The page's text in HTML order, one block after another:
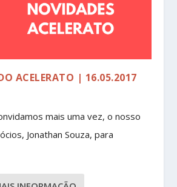
ACELERATO | 16.05.2017
mais uma vez, o nosso
Jonathan Souza, para